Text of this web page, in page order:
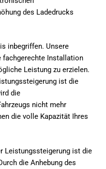
des Ladedrucks
inbegriffen. Unsere
fachgerechte Installation
Leistung zu erzielen.
ist die
die
nicht mehr
die volle Kapazität Ihres
Leistungssteigerung ist die
die Anhebung des